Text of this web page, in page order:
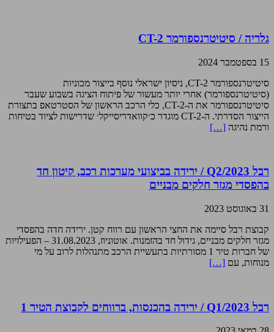
גלריה / סיטיטרנספורמר CT-2
15 בספטמבר 2024
סיטיטרנספורמר CT-2, ניסיון ישראלי נוסף בייצור מכוניות
(סיטיטרנספורמר) אחרי יותר מעשור של פיתוח הציגה בשבוע שעבר
סיטיטרנספורמר את ה-CT-2, כלי הרכב הראשון של הסטרטאפ בתצורת
הייצור הסדרתי. ה-CT-2 מוגדר כ׳קוואדריסייקל׳ שדרישות לציוד בטיחות
ורמת נהיגה […]
רבל Q2/2023 / ירידה בביצועי מערכות רכב, קיטון חד
בהפסדי מגזר חלקים מבניים
31 באוגוסט 2023
קבוצת רבל סיימה את החצי הראשון עם רווח קטן. ירידה חדה בהפסדי
מגזר חלקים מבניים, גידול חד בהזמנות. אוטוניוז, 31.08.2023 – הפעילויות
של חברות טיר 1 מסורתיות בתעשיית הרכב מתנהלות לרוב על מי
מנוחות, עם […]
רבל Q1/2023 / ירידה בהכנסות, ברווחים לקבוצת הטיר 1